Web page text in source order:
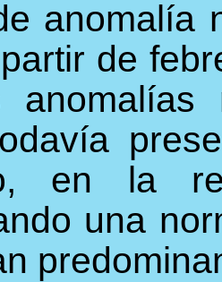
anomalía
de
en la
una